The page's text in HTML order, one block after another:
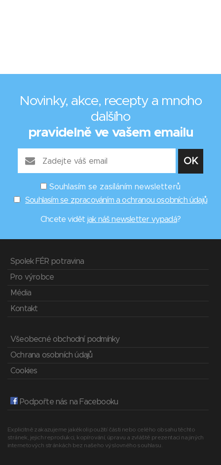
Novinky, akce, recepty a mnoho
dalšího
pravidelně ve vašem emailu
Souhlasím se zasíláním newsletterů
Souhlasím se zpracováním a ochranou osobních údajů
Chcete vidět jak náš newsletter vypadá?
Spolek FÉR potravina
Pro výrobce
Média
Kontakt
Všeobecné obchodní podmínky
Ochrana osobních údajů
Cookies
Podpořte nás na Facebooku
Explicitně zakazujeme jakékoli použití části nebo celého obsahu těchto
stránek, jejich reprodukci, kopírování, úpravu a zvláště prezentaci na jiných
internetových stránkách bez našeho výslovného souhlasu.